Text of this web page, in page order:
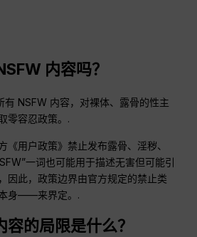
内容吗？
有 NSFW 内容，对裸体、露骨的性主
零容忍政策。.
《用户政策》禁止发布露骨、淫秽、
一词也可能用于描述无害但可能引
因此，政策边界由官方规定的禁止类
身——来界定。.
的局限是什么？